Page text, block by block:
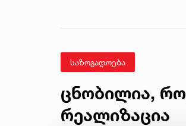
საზოგადოება
ცნობილია,
რეალიზაცია